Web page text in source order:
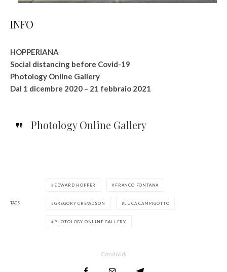
INFO
HOPPERIANA
Social distancing before Covid-19
Photology Online Gallery
Dal 1 dicembre 2020 – 21 febbraio 2021
Photology Online Gallery
TAGS
EDWARD HOPPER FRANCO FONTANA
GREGORY CREWDSON LUCA CAMPIGOTTO
PHOTOLOGY ONLINE GALLERY
Condividi